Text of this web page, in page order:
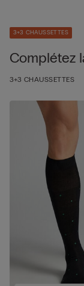
3+3 CHAUSSETTES
Complétez
3+3 CHAUSSETTES